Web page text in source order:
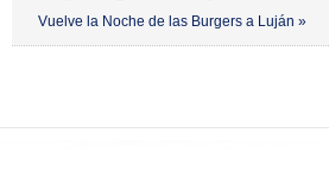
Vuelve la Noche de las Burgers a Luján »